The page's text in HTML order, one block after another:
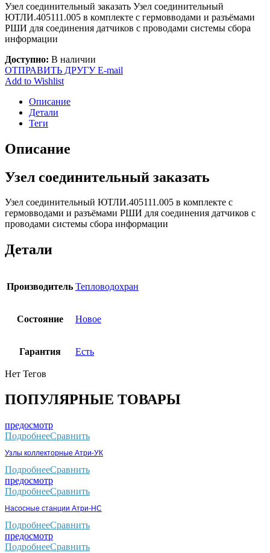
Узел соединительный заказать Узел соединительный
ЮТЛИ.405111.005 в комплекте с гермовводами и разъёмами
РШИ для соединения датчиков с проводами системы сбора
информации
Доступно: В наличии
ОТПРАВИТЬ ДРУГУ E-mail
Add to Wishlist
Описание
Детали
Теги
Описание
Узел соединительный заказать
Узел соединительный ЮТЛИ.405111.005 в комплекте с
гермовводами и разъёмами РШИ для соединения датчиков с
проводами системы сбора информации
Детали
Производитель Тепловодохран
Состояние Новое
Гарантия Есть
Нет Тегов
ПОПУЛЯРНЫЕ ТОВАРЫ
предосмотр
ПодробнееСравнить
Узлы коллекторные Атри-УК
ПодробнееСравнить
предосмотр
ПодробнееСравнить
Насосные станции Атри-НС
ПодробнееСравнить
предосмотр
ПодробнееСравнить